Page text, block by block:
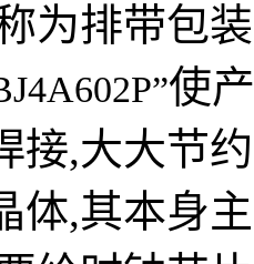
为排带包
使
接,大大节
体,其本身